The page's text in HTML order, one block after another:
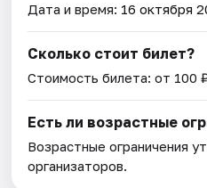
Дата и время: 16 октября
Сколько стоит билет?
Стоимость билета: от 100
Есть ли возрастные
Возрастные ограничения
организаторов.